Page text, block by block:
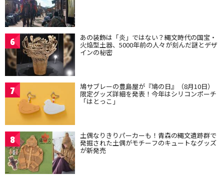
6 あの装飾は「炎」ではない？縄文時代の国宝・
火焔型土器、5000年前の人々が刻んだ謎とデザ
インの秘密
7 鳩サブレーの豊島屋が『鳩の日』（8月10日）
限定グッズ詳細を発表！今年はシリコンポーチ
「はとっこ」
8 土偶なりきりパーカーも！青森の縄文遺跡群で
発掘された土偶がモチーフのキュートなグッズ
が新発売